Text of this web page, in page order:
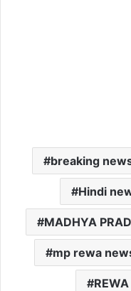
breaking
Hindi
MADHYA
mp rewa